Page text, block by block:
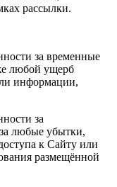
рассылки.
за временные
любой ущерб
информации,
за
любые убытки,
к Сайту или
размещённой